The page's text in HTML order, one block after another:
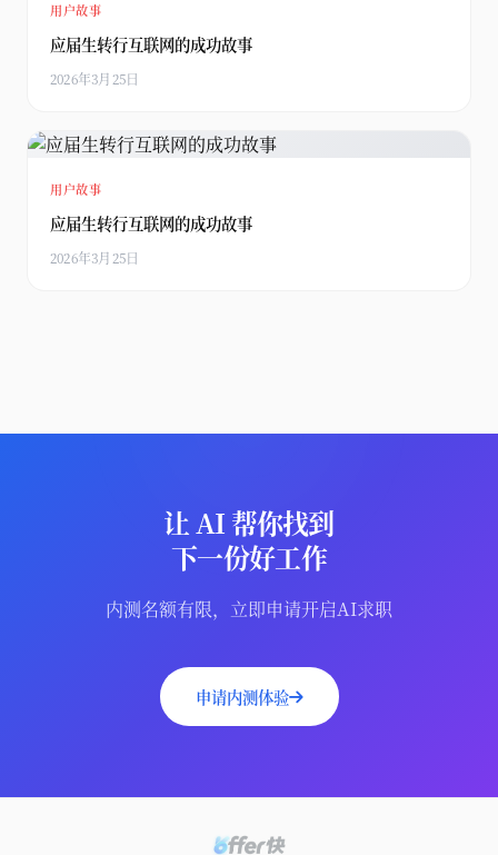
用户故事
应届生转行互联网的成功故事
2026年3月25日
用户故事
应届生转行互联网的成功故事
2026年3月25日
让 AI 帮你找到
下一份好工作
内测名额有限，立即申请开启AI求职
申请内测体验